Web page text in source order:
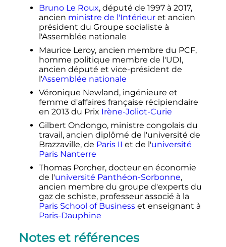
Bruno Le Roux, député de 1997 à 2017,
ancien ministre de l'Intérieuret ancien
président du Groupe socialiste à
l'Assemblée nationale
Maurice Leroy, ancien membre du PCF,
homme politique membre de l'UDI,
ancien député et vice-président de
l'Assemblée nationale
Véronique Newland, ingénieure et
femme d'affaires française récipiendaire
en 2013 du Prix Irène-Joliot-Curie
Gilbert Ondongo, ministre congolais du
travail, ancien diplômé de l'université de
Brazzaville, de Paris II et de l'université
Paris Nanterre
Thomas Porcher, docteur en économie
de l'université Panthéon-Sorbonne,
ancien membre du groupe d'experts du
gaz de schiste, professeur associé à la
Paris School of Businesset enseignant à
Paris-Dauphine
Notes et références